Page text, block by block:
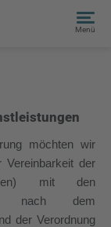
Menü
möchten wir
Vereinbarkeit der
mit den
nach dem
der Verordnung